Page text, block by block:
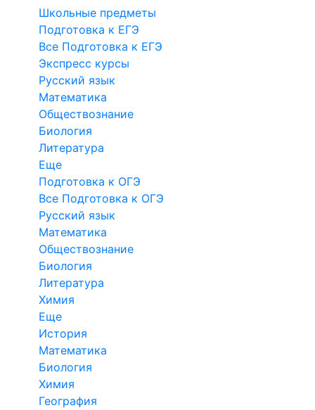
Школьные предметы
Подготовка к ЕГЭ
Все Подготовка к ЕГЭ
Экспресс курсы
Русский язык
Математика
Обществознание
Биология
Литература
Еще
Подготовка к ОГЭ
Все Подготовка к ОГЭ
Русский язык
Математика
Обществознание
Биология
Литература
Химия
Еще
История
Математика
Биология
Химия
География